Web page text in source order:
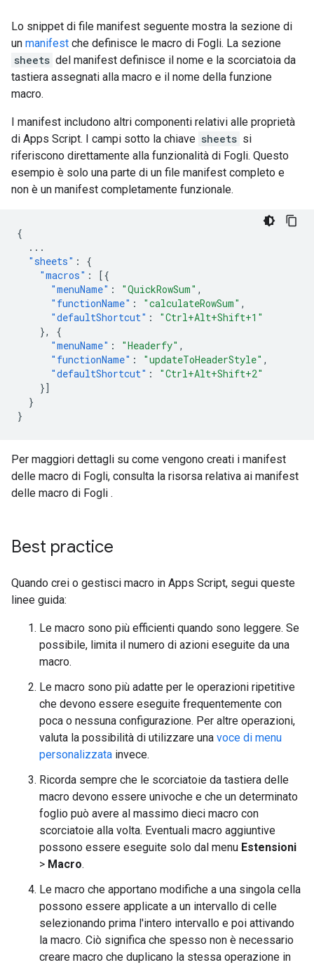
Lo snippet di file manifest seguente mostra la sezione di
un manifest che definisce le macro di Fogli. La sezione
sheets del manifest definisce il nome e la scorciatoia da
tastiera assegnati alla macro e il nome della funzione
macro.
I manifest includono altri componenti relativi alle proprietà
di Apps Script. I campi sotto la chiave sheets si
riferiscono direttamente alla funzionalità di Fogli. Questo
esempio è solo una parte di un file manifest completo e
non è un manifest completamente funzionale.
{
...
"sheets" :
{
"macros" :
[{
"menuName" : "QuickRowSum" ,
"functionName" : "calculateRowSum" ,
"defaultShortcut" :
"Ctrl+Alt+Shift+1"
},
{
"menuName" : "Headerfy" ,
"functionName" : "updateToHeaderStyle" ,
"defaultShortcut" :
"Ctrl+Alt+Shift+2"
}]
}
}
Per maggiori dettagli su come vengono creati i manifest
delle macro di Fogli, consulta la risorsa relativa ai manifest
delle macro di Fogli .
Best practice
Quando crei o gestisci macro in Apps Script, segui queste
linee guida:
Le macro sono più efficienti quando sono leggere. Se
possibile, limita il numero di azioni eseguite da una
macro.
Le macro sono più adatte per le operazioni ripetitive
che devono essere eseguite frequentemente con
poca o nessuna configurazione. Per altre operazioni,
valuta la possibilità di utilizzare una voce di menu
personalizzata invece.
Ricorda sempre che le scorciatoie da tastiera delle
macro devono essere univoche e che un determinato
foglio può avere al massimo dieci macro con
scorciatoie alla volta. Eventuali macro aggiuntive
possono essere eseguite solo dal menu Estensioni
> Macro.
Le macro che apportano modifiche a una singola cella
possono essere applicate a un intervallo di celle
selezionando prima l'intero intervallo e poi attivando
la macro. Ciò significa che spesso non è necessario
creare macro che duplicano la stessa operazione in